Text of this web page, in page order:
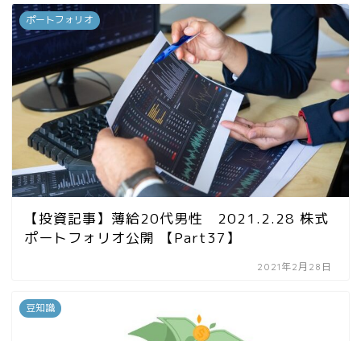
ポートフォリオ
【投資記事】薄給20代男性 2021.2.28 株式
ポートフォリオ公開 【Part37】
2021年2月28日
豆知識